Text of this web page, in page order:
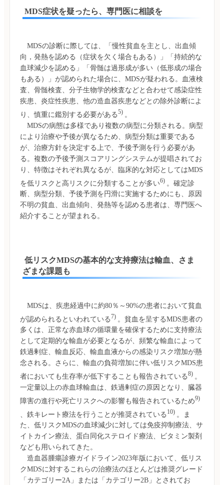
MDS症状を疑ったら、専門医に相談を
MDSの診断に際しては、「慢性貧血を主とし、出血傾
向，発熱を認める（症状を欠く場合もある）」「持続的な
血球減少を認める」「骨髄は過形成が多い（低形成の場合
もある）」が認められた場合に、MDSが疑われる。血液検
査、骨髄検査、分子生物学的検査などと合わせて感染症性
疾患、炎症性疾患、他の造血器疾患などとの除外診断によ
り、慎重に鑑別する必要がある5) 。
MDSの病態は多様であり複数の病型に分類される。病型
により治療や予後が異なるため、病型分類は重要である
が、治療方針を決定する上で、予後予測を行う必要があ
る。複数の予後予測スコアリングシステムが提唱されてお
り、特徴はそれぞれ異なるが、臨床的な対応としてはMDS
を低リスクと高リスクに分類することが多い6) 。確定診
断、病型分類、予後予測を円滑に実施するためにも、原因
不明の貧血、出血傾向、発熱等を認める患者は、専門医へ
ざまな課題も
MDSは、疾患経過中に約80％～90%の患者において貧血
が認められるといわれている7) 。貧血を呈するMDS患者の
多くは、正常な赤血球の循環量を確保するために支持療法
として定期的な輸血が必要となるが、頻繁な輸血によって
鉄過剰症、輸血反応、輸血血液からの感染リスク増加が懸
念される。さらに、輸血の負荷増加に伴い低リスクMDS患
者においても生存率が低下することも報告されている8) 。
一定量以上の赤血球輸血は、鉄過剰症の原因となり、臓器
障害の進行や死亡リスクへの影響も報告されているため
、鉄キレート療法を行うことが推奨されている 10) 。ま
た、低リスクMDSの血球減少に対しては免疫抑制療法、サ
イトカイン療法、蛋白同化ステロイド療法、ビタミン製剤
なども用いられてきた。
造血器腫瘍診療ガイドライン2023年版において、低リス
クMDSに対するこれらの治療法のほとんどは推奨グレード
「カテゴリー2A」または「カテゴリー2B」とされてお